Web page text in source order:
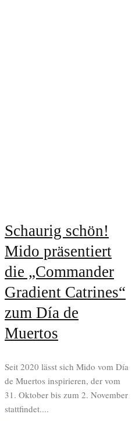
Schaurig schön!
Mido präsentiert
die „Commander
Gradient Catrines“
zum Día de
Muertos
Seit 2020 lässt sich Mido vom Día
de Muertos inspirieren, der vom
31. Oktober bis zum 2. November
stattfindet....